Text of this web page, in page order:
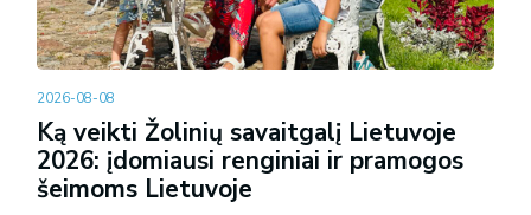
2026-08-08
Ką veikti Žolinių savaitgalį Lietuvoje
2026: įdomiausi renginiai ir pramogos
šeimoms Lietuvoje